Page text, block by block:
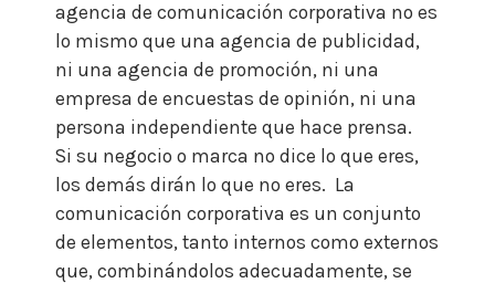
agencia de comunicación corporativa no es
lo mismo que una agencia de publicidad,
ni una agencia de promoción, ni una
empresa de encuestas de opinión, ni una
persona independiente que hace prensa.
Si su negocio o marca no dice lo que eres,
los demás dirán lo que no eres. La
comunicación corporativa es un conjunto
de elementos, tanto internos como externos
que, combinándolos adecuadamente, se